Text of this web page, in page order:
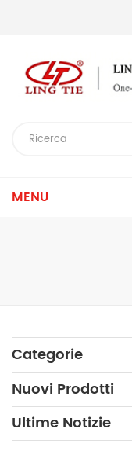
MENU
Categorie
Nuovi Prodotti
Ultime Notizie